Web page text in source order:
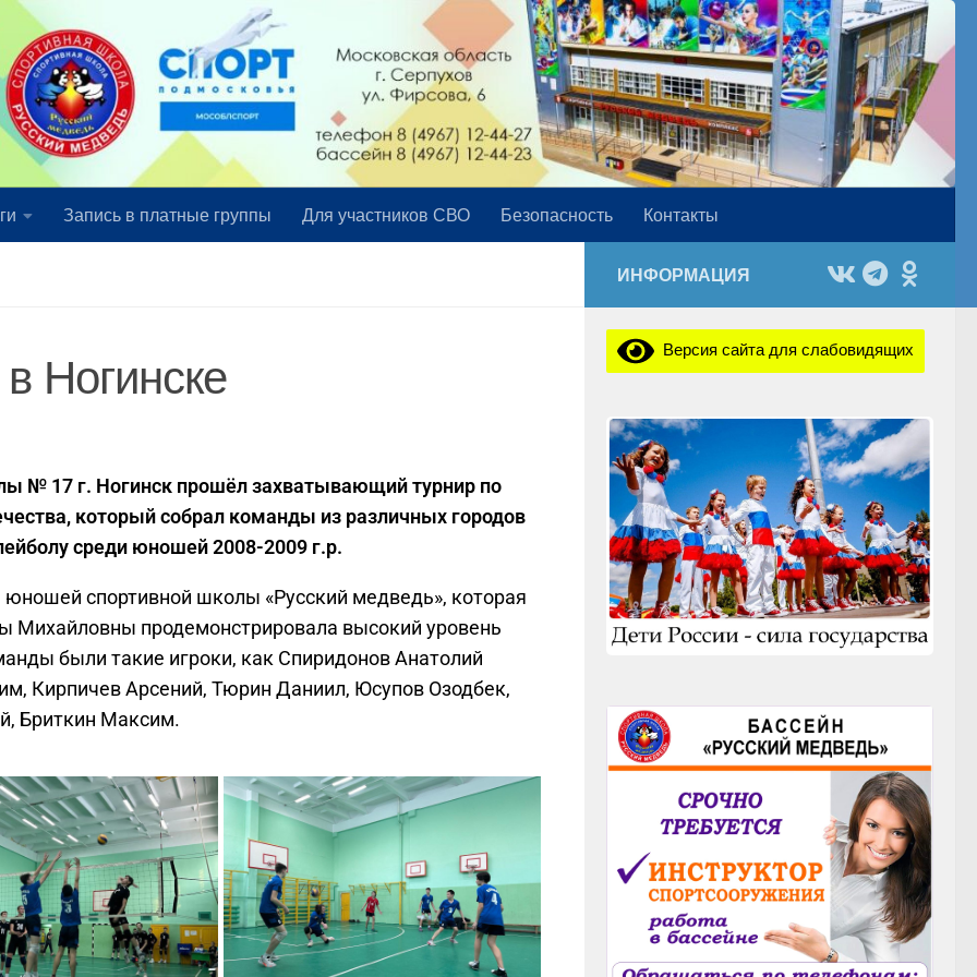
Запись в платные группы Для участников СВО Безопасность Контакты
Ногинске
№ 17 г. Ногинск прошёл захватывающий турнир по
который собрал команды из различных городов
среди юношей 2008-2009 г.р.
спортивной школы «Русский медведь», которая
Михайловны продемонстрировала высокий уровень
были такие игроки, как Спиридонов Анатолий
Кирпичев Арсений, Тюрин Даниил, Юсупов Озодбек,
Бриткин Максим.
ИНФОРМАЦИЯ
Версия сайта для слабовидящих